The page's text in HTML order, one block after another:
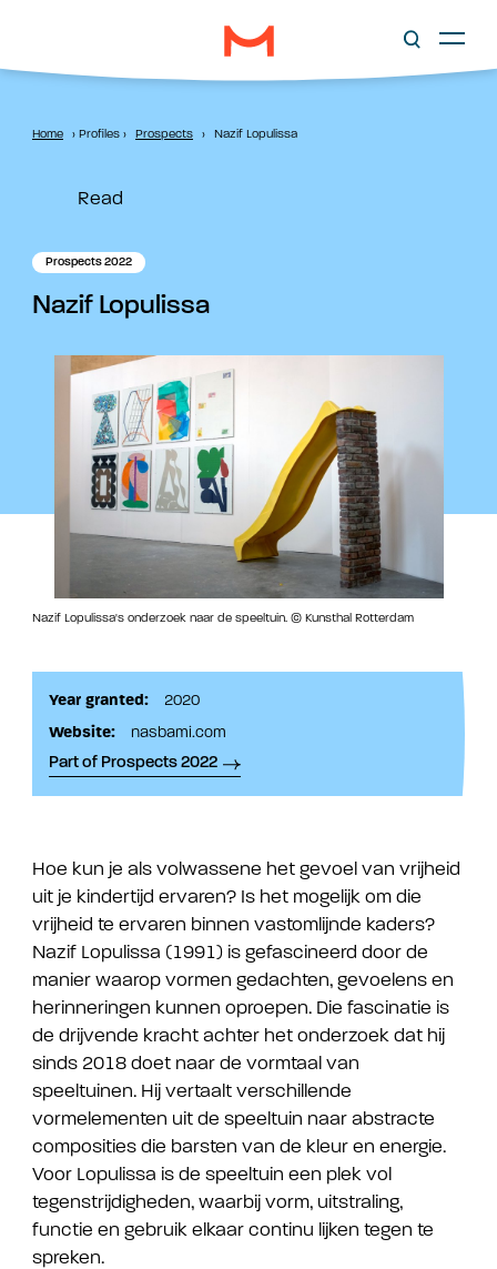
Home › Profiles › Prospects › Nazif Lopulissa
Read
Prospects 2022
Nazif Lopulissa
Nazif Lopulissa's onderzoek naar de speeltuin. © Kunsthal Rotterdam
Year granted:
2020
Website:
nasbami.com
Part of Prospects 2022
Hoe kun je als volwassene het gevoel van vrijheid
uit je kindertijd ervaren? Is het mogelijk om die
vrijheid te ervaren binnen vastomlijnde kaders?
Nazif Lopulissa (1991) is gefascineerd door de
manier waarop vormen gedachten, gevoelens en
herinneringen kunnen oproepen. Die fascinatie is
de drijvende kracht achter het onderzoek dat hij
sinds 2018 doet naar de vormtaal van
speeltuinen. Hij vertaalt verschillende
vormelementen uit de speeltuin naar abstracte
composities die barsten van de kleur en energie.
Voor Lopulissa is de speeltuin een plek vol
tegenstrijdigheden, waarbij vorm, uitstraling,
functie en gebruik elkaar continu lijken tegen te
spreken.